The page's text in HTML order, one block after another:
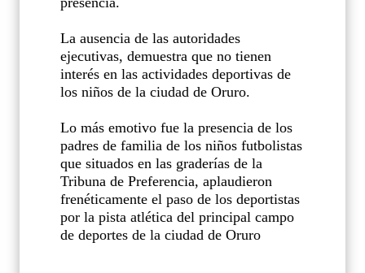
La ausencia de las autoridades
ejecutivas, demuestra que no tienen
interés en las actividades deportivas de
los niños de la ciudad de Oruro.
Lo más emotivo fue la presencia de los
padres de familia de los niños futbolistas
que situados en las graderías de la
Tribuna de Preferencia, aplaudieron
frenéticamente el paso de los deportistas
por la pista atlética del principal campo
de deportes de la ciudad de Oruro